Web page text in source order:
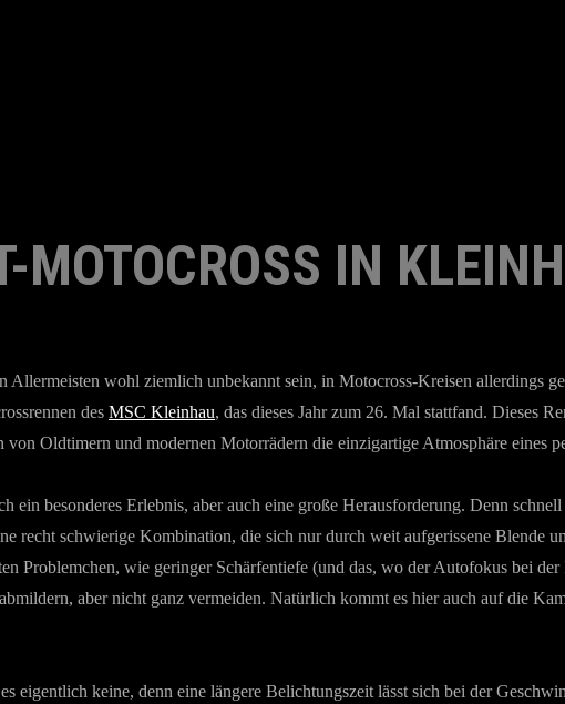
MOTOCROSS IN
wohl ziemlich unbekannt sein, in Motocross-Kreisen allerdings
des MSC Kleinhau, das dieses Jahr zum 26. Mal stattfand. Dieses
von Oldtimern und modernen Motorrädern die einzigartige Atmosphäre eines
ein besonderes Erlebnis, aber auch eine große Herausforderung. Denn
recht schwierige Kombination, die sich nur durch weit aufgerissene Blende
Problemchen, wie geringer Schärfentiefe (und das, wo der Autofokus bei
aber nicht ganz vermeiden. Natürlich kommt es hier auch auf die
eigentlich keine, denn eine längere Belichtungszeit lässt sich bei der